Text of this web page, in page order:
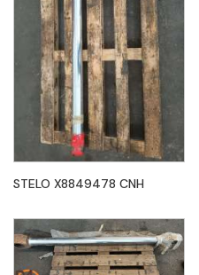
STELO X8849478 CNH